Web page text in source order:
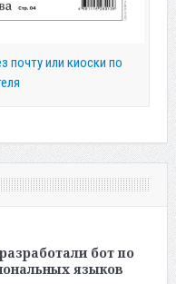
почту или киоски по
бот по
языков